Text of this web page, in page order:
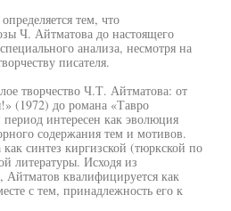
тем, что
Ч. Айтматова до настоящего
анализа, несмотря на
писателя.
творчество Ч.Т. Айтматова: от
(1972) до романа «Тавро
интересен как эволюция
содержания тем и мотивов.
синтез киргизской (тюркской по
литературы. Исходя из
Айтматов квалифицируется как
с тем, принадлежность его к